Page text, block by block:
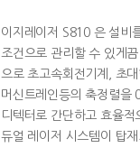
이지레이저 S810 은 설비
조건으로 관리할 수 있게
으로 초고속회전기계, 초
머신트레인등의 축정렬
디텍터로 간단하고 효율
듀얼 레이저 시스템이 탑재